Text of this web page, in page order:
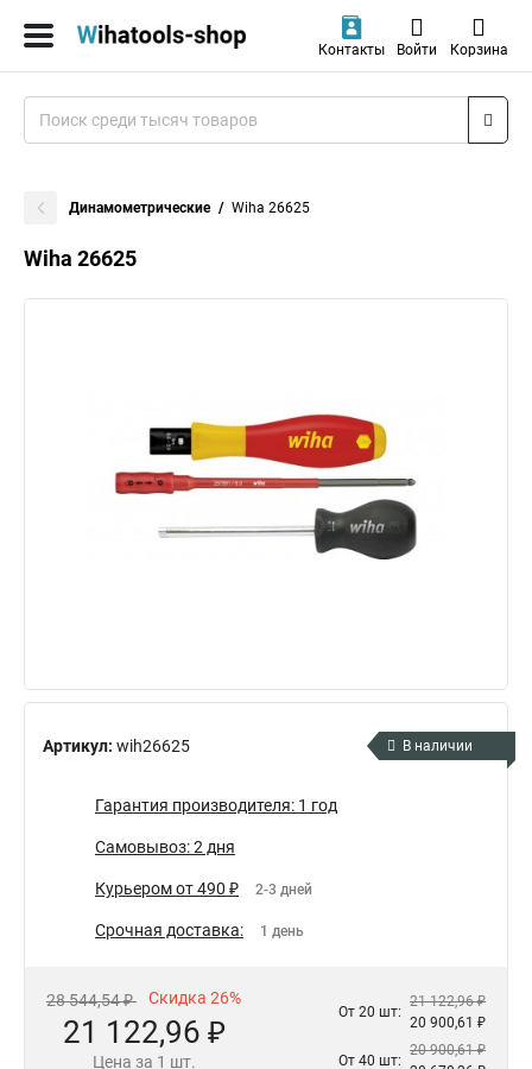
Контакты Войти Корзина
Динамометрические Wiha 26625
Wiha 26625
Артикул: wih26625 В наличии
Гарантия производителя: 1 год
Самовывоз: 2 дня
Курьером от 490 ₽ 2-3 дней
Срочная доставка: 1 день
28 544,54 ₽ Скидка 26%
21 122,96 ₽
Цена за 1 шт.
От 20 шт:
21 122,96 ₽
20 900,61 ₽
От 40 шт:
20 900,61 ₽